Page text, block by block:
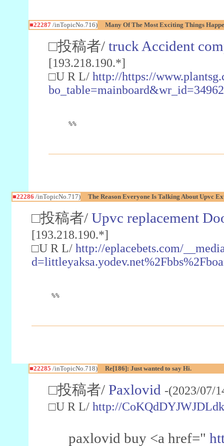
■22287/inTopicNo.716) Many Of The Most Exciting Things
□投稿者/ truck Accident
[193.218.190.*]
□U R L/ http://https://
%%
■22286 /inTopicNo.717) The Reason Everyone Is Talking About Upvc
□投稿者/ Upvc replacement
[193.218.190.*]
□U R L/ http://eplacebets.com/
%%
■22285 /inTopicNo.718) Re[186]: Just wanted to say Hi.
□投稿者/ Paxlovid -(2023/07/
□U R L/ http://CoKQdDYJWJDLdk
paxlovid buy <a href="